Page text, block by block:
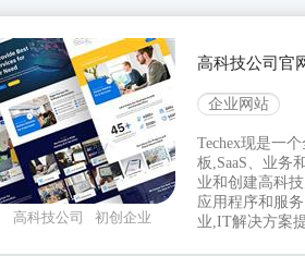
高科技公司
初创企业
高科技公司官
企业网站
Techex现是一
板,SaaS、业务
业和创建高科
应用程序和服
业,IT解决方案